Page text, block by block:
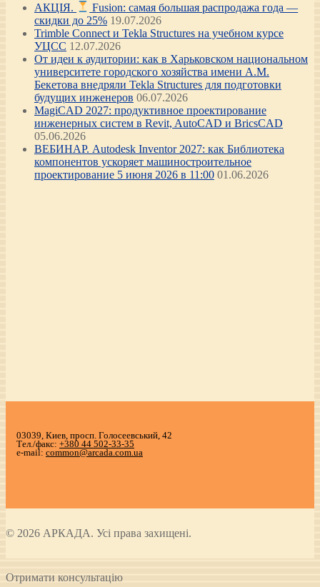
АКЦІЯ.
Fusion: самая большая распродажа года —
скидки до 25% 19.07.2026
Trimble Connect и Tekla Structures на учебном курсе
УЦСС 12.07.2026
От идеи к аудитории: как в Харьковском национальном
университете городского хозяйства имени А.М.
Бекетова внедряли Tekla Structures для подготовки
будущих инженеров 06.07.2026
MagiCAD 2027: продуктивное проектирование
инженерных систем в Revit, AutoCAD и BricsCAD
05.06.2026
ВЕБИНАР. Autodesk Inventor 2027: как Библиотека
компонентов ускоряет машиностроительное
проектирование 5 июня 2026 в 11:00 01.06.2026
03039, Киев, просп. Голосеевський, 42
Тел./факс: +380 44 502-33-35
e-mail: common@arcada.com.ua
© 2026 АРКАДА. Усі права захищені.
Отримати консультацію